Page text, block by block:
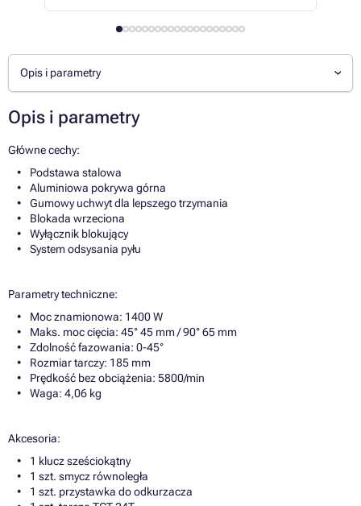
Opis i parametry
Opis i parametry
Główne cechy:
Podstawa stalowa
Aluminiowa pokrywa górna
Gumowy uchwyt dla lepszego trzymania
Blokada wrzeciona
Wyłącznik blokujący
System odsysania pyłu
Parametry techniczne:
Moc znamionowa: 1400 W
Maks. moc cięcia: 45° 45 mm / 90° 65 mm
Zdolność fazowania: 0-45°
Rozmiar tarczy: 185 mm
Prędkość bez obciążenia: 5800/min
Waga: 4,06 kg
Akcesoria:
1 klucz sześciokątny
1 szt. smycz równoległa
1 szt. przystawka do odkurzacza